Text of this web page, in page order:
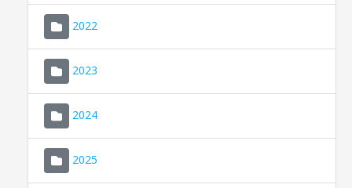
2022
2023
2024
2025